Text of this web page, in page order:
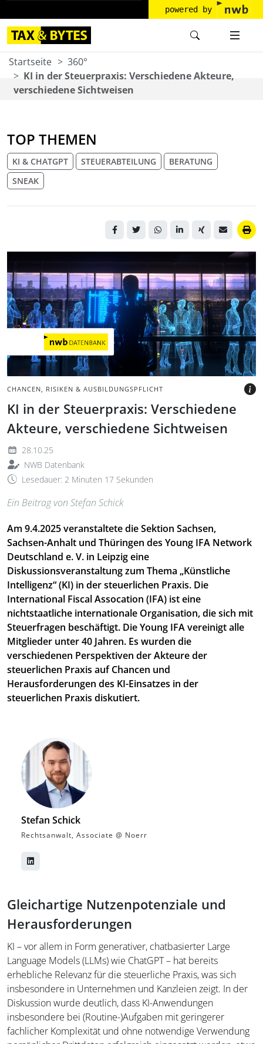
powered by
Startseite
360°
KI in der Steuerpraxis: Verschiedene Akteure,
verschiedene Sichtweisen
TOP THEMEN
KI & CHATGPT STEUERABTEILUNG
BERATUNG
SNEAK
CHANCEN, RISIKEN & AUSBILDUNGSPFLICHT
KI in der Steuerpraxis: Verschiedene
Akteure, verschiedene Sichtweisen
28.10.25
NWB Datenbank
Lesedauer: 2 Minuten 17 Sekunden
Sitzende Roboterfigur vor
Monitor in dunklem Raum,
umgeben von blauen,
holografischen
Menschenfiguren; unten
links Logo der nwb
Datenbank.
BILD: @XH4D, GETTYIMAGES
VIA CANVA.COM
Ein Beitrag von Stefan Schick
Am 9.4.2025veranstaltete die Sektion Sachsen,
Sachsen-Anhalt und Thüringen des Young IFA Network
Deutschland e. V. in Leipzig eine
Diskussionsveranstaltung zum Thema „Künstliche
Intelligenz“ (KI) in der steuerlichen Praxis. Die
International Fiscal Assocation (IFA) ist eine
nichtstaatliche internationale Organisation, die sich mit
Steuerfragen beschäftigt. Die Young IFA vereinigt alle
Mitglieder unter 40 Jahren. Es wurden die
verschiedenen Perspektiven der Akteure der
steuerlichen Praxis auf Chancen und
Herausforderungen des KI-Einsatzes in der
steuerlichen Praxis diskutiert.
Stefan Schick
Rechtsanwalt, Associate @ Noerr
Gleichartige Nutzenpotenziale und
Herausforderungen
KI – vor allem in Form generativer, chatbasierter Large
Language Models (LLMs) wie ChatGPT – hat bereits
erhebliche Relevanz für die steuerliche Praxis, was sich
insbesondere in Unternehmen und Kanzleien zeigt. In der
Diskussion wurde deutlich, dass KI-Anwendungen
insbesondere bei (Routine-)Aufgaben mit geringerer
fachlicher Komplexität und ohne notwendige Verwendung